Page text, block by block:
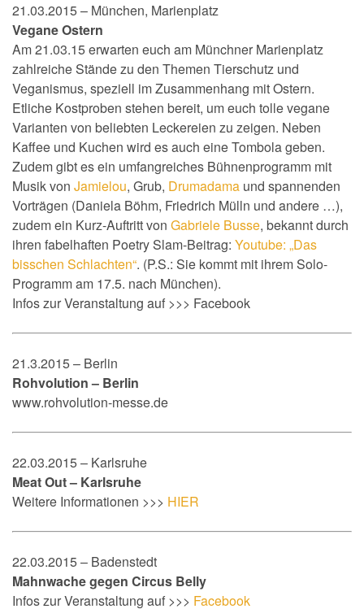
21.03.2015 – München, Marienplatz
Vegane Ostern
Am 21.03.15 erwarten euch am Münchner Marienplatz
zahlreiche Stände zu den Themen Tierschutz und
Veganismus, speziell im Zusammenhang mit Ostern.
Etliche Kostproben stehen bereit, um euch tolle vegane
Varianten von beliebten Leckereien zu zeigen. Neben
Kaffee und Kuchen wird es auch eine Tombola geben.
Zudem gibt es ein umfangreiches Bühnenprogramm mit
Musik von Jamielou, Grub, Drumadama und spannenden
Vorträgen (Daniela Böhm, Friedrich Mülln und andere …),
zudem ein Kurz-Auftritt von Gabriele Busse, bekannt durch
ihren fabelhaften Poetry Slam-Beitrag: Youtube: „Das
bisschen Schlachten“. (P.S.: Sie kommt mit ihrem Solo-
Programm am 17.5. nach München).
Infos zur Veranstaltung auf >>> Facebook
21.3.2015 – Berlin
Rohvolution – Berlin
www.rohvolution-messe.de
22.03.2015 – Karlsruhe
Meat Out – Karlsruhe
Weitere Informationen >>> HIER
22.03.2015 – Badenstedt
Mahnwache gegen Circus Belly
Infos zur Veranstaltung auf >>> Facebook